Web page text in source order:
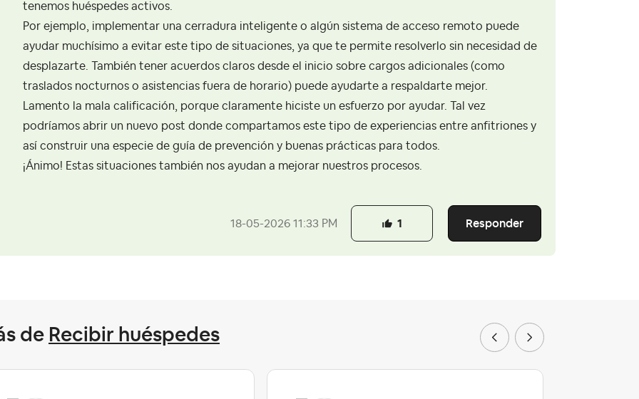
tenemos huéspedes activos.
Por ejemplo, implementar una cerradura inteligente o algún sistema de acceso remoto puede
ayudar muchísimo a evitar este tipo de situaciones, ya que te permite resolverlo sin necesidad de
desplazarte. También tener acuerdos claros desde el inicio sobre cargos adicionales (como
traslados nocturnos o asistencias fuera de horario) puede ayudarte a respaldarte mejor.
Lamento la mala calificación, porque claramente hiciste un esfuerzo por ayudar. Tal vez
podríamos abrir un nuevo post donde compartamos este tipo de experiencias entre anfitriones y
así construir una especie de guía de prevención y buenas prácticas para todos.
¡Ánimo! Estas situaciones también nos ayudan a mejorar nuestros procesos.
‎18-05-2026 11:33 PM Responder
1
de Recibir huéspedes